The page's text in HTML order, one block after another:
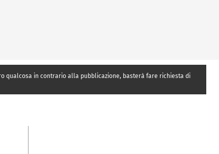
qualcosa in contrario alla pubblicazione, basterà fare richiesta di